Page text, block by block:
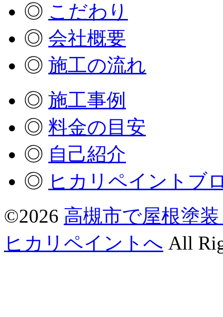
◎ こだわり
◎ 会社概要
◎ 施工の流れ
◎ 施工事例
◎ 料金の目安
◎ 自己紹介
◎ ヒカリペイントブ
©2026 高槻市で屋根塗
ヒカリペイントへ All